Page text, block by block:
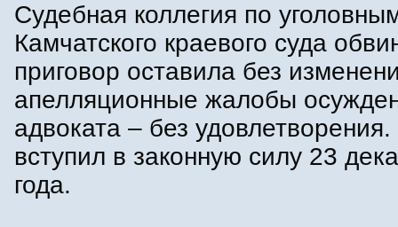
Судебная коллегия по
Камчатского краевого суда
приговор оставила без
апелляционные жалобы
адвоката – без
вступил в законную силу 23
года.